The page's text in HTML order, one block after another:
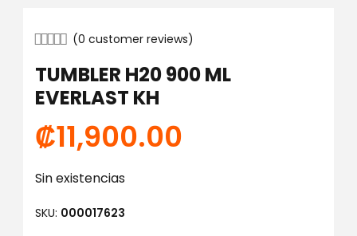
(0 customer reviews)
TUMBLER H20 900 ML
EVERLAST KH
₡11,900.00
Sin existencias
SKU: 000017623